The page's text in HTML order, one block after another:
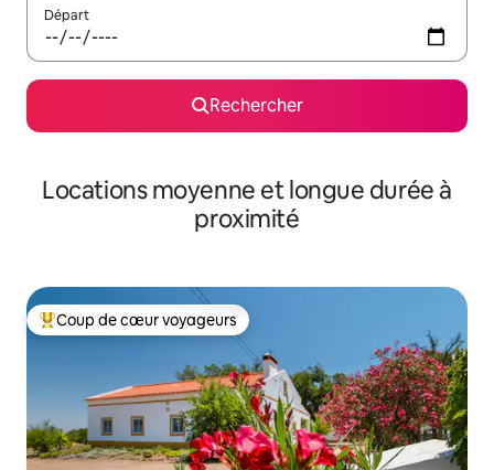
Départ
Rechercher
Locations moyenne et longue durée à
proximité
Coups de cœur voyageurs les plus appréciés
Coup de cœur voyageurs